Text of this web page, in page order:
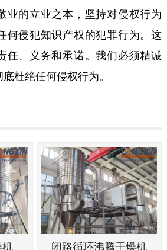
业的立业之本，坚持对侵权行为
何侵犯知识产权的犯罪行为。这
任、义务和承诺。我们必须精诚
杜绝任何侵权行为。
机 闭路循环沸腾干燥机